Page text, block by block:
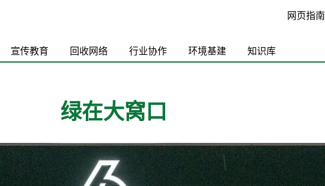
Body
网页指南
宣传教育 回收网络 行业协作 环境基建 知识库
绿在大窝口